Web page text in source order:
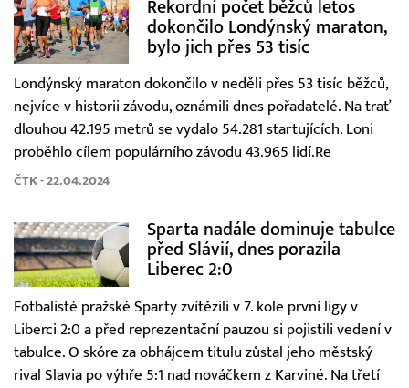
Rekordní počet běžců letos
dokončilo Londýnský maraton,
bylo jich přes 53 tisíc
Londýnský maraton dokončilo v neděli přes 53 tisíc běžců,
nejvíce v historii závodu, oznámili dnes pořadatelé. Na trať
dlouhou 42.195 metrů se vydalo 54.281 startujících. Loni
proběhlo cílem populárního závodu 43.965 lidí.Re
ČTK - 22.04.2024
Sparta nadále dominuje tabulce
před Slávií, dnes porazila
Liberec 2:0
Fotbalisté pražské Sparty zvítězili v 7. kole první ligy v
Liberci 2:0 a před reprezentační pauzou si pojistili vedení v
tabulce. O skóre za obhájcem titulu zůstal jeho městský
rival Slavia po výhře 5:1 nad nováčkem z Karviné. Na třetí